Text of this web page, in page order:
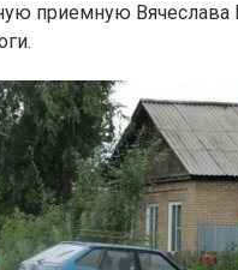
приемную Вячеслава